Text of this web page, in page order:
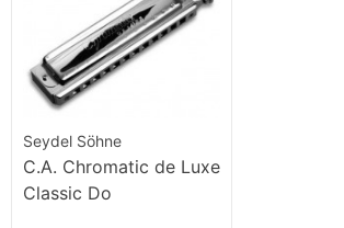
Seydel Söhne
C.A. Chromatic de Luxe
Classic Do